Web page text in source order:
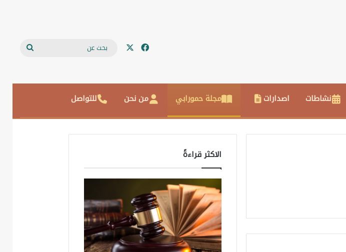
فيسبوك
نشاطات اصدارات مجلة حمورابي من نحن للتواصل
الاكثر قراءةً